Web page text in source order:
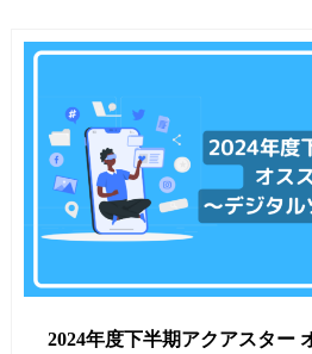
2024年度下半期アクアスター